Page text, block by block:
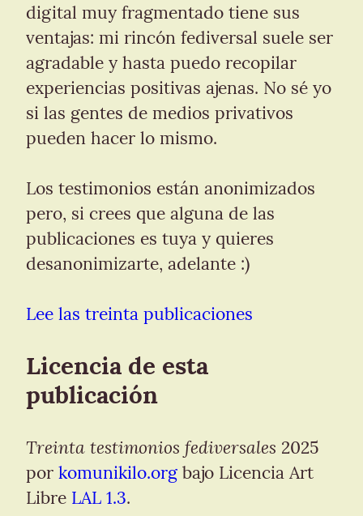
digital muy fragmentado tiene sus
ventajas: mi rincón fediversal suele ser
agradable y hasta puedo recopilar
experiencias positivas ajenas. No sé yo
si las gentes de medios privativos
pueden hacer lo mismo.
Los testimonios están anonimizados
pero, si crees que alguna de las
publicaciones es tuya y quieres
desanonimizarte, adelante :)
Lee las treinta publicaciones
Licencia de esta
publicación
Treinta testimonios fediversales 2025
por komunikilo.org bajo Licencia Art
Libre LAL 1.3.